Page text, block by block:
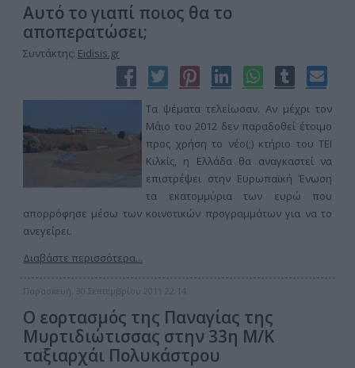
Αυτό το γιαπί ποιος θα το
αποπερατώσει;
Συντάκτης: Eidisis.gr
Τα ψέματα τελείωσαν. Αν μέχρι τον
Μάιο του 2012 δεν παραδοθεί έτοιμο
προς χρήση το νέο(;) κτήριο του ΤΕΙ
Κιλκίς, η Ελλάδα θα αναγκαστεί να
επιστρέψει στην Ευρωπαϊκή Ένωση
τα εκατομμύρια των ευρώ που
απορρόφησε μέσω των κοινοτικών προγραμμάτων για να το
ανεγείρει.
Διαβάστε περισσότερα...
Παρασκευή, 30 Σεπτεμβρίου 2011 22:14
Ο εορτασμός της Παναγίας της
Μυρτιδιώτισσας στην 33η Μ/Κ
ταξιαρχάι Πολυκάστρου